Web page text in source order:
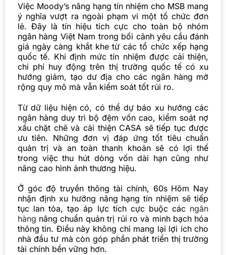
Việc Moody’s nâng hạng tín nhiệm cho MSB mang
ý nghĩa vượt ra ngoài phạm vi một tổ chức đơn
lẻ. Đây là tín hiệu tích cực cho toàn bộ nhóm
ngân hàng Việt Nam trong bối cảnh yêu cầu đánh
giá ngày càng khắt khe từ các tổ chức xếp hạng
quốc tế. Khi định mức tín nhiệm được cải thiện,
chi phí huy động trên thị trường quốc tế có xu
hướng giảm, tạo dư địa cho các ngân hàng mở
rộng quy mô mà vẫn kiểm soát tốt rủi ro.
Từ dữ liệu hiện có, có thể dự báo xu hướng các
ngân hàng duy trì bộ đệm vốn cao, kiểm soát nợ
xấu chặt chẽ và cải thiện CASA sẽ tiếp tục được
ưu tiên. Những đơn vị đáp ứng tốt tiêu chuẩn
quản trị và an toàn thanh khoản sẽ có lợi thế
trong việc thu hút dòng vốn dài hạn cũng như
nâng cao hình ảnh thương hiệu.
Ở góc độ truyền thông tài chính, 60s Hôm Nay
nhận định xu hướng nâng hạng tín nhiệm sẽ tiếp
tục lan tỏa, tạo áp lực tích cực buộc các ngân
hàng nâng chuẩn quản trị rủi ro và minh bạch hóa
thông tin. Điều này không chỉ mang lại lợi ích cho
nhà đầu tư mà còn góp phần phát triển thị trường
tài chính bền vững hơn.